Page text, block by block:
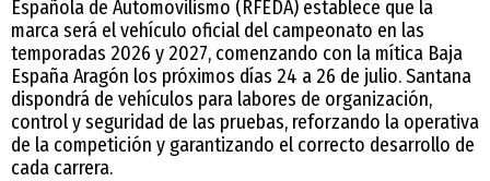
Española de Automovilismo (RFEDA) establece que la
marca será el vehículo oficial del campeonato en las
temporadas 2026 y 2027, comenzando con la mítica Baja
España Aragón los próximos días 24 a 26 de julio. Santana
dispondrá de vehículos para labores de organización,
control y seguridad de las pruebas, reforzando la operativa
de la competición y garantizando el correcto desarrollo de
cada carrera.